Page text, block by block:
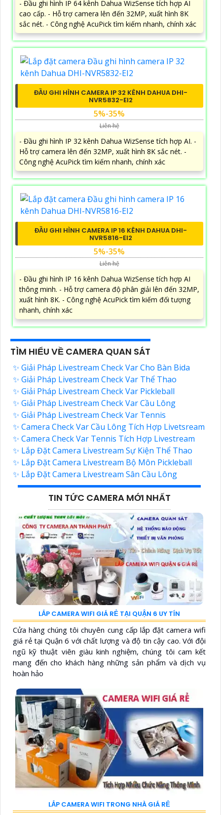
- Đầu ghi hình IP 64 kênh Dahua WizSense tích hợp AI
cao cấp. - Hỗ trợ camera lên đến 32MP, xuất hình 8K
sắc nét. - Công nghệ AcuPick tìm kiếm nhanh, chính xác
ĐẦU GHI HÌNH CAMERA IP 32 KÊNH DAHUA DHI-
NVR5832-EI2
5%-35%
Liên hệ
- Đầu ghi hình IP 32 kênh Dahua WizSense tích hợp AI. -
Hỗ trợ camera lên đến 32MP, xuất hình 8K sắc nét. -
Công nghệ AcuPick tìm kiếm nhanh, chính xác
ĐẦU GHI HÌNH CAMERA IP 16 KÊNH DAHUA DHI-
NVR5816-EI2
5%-35%
Liên hệ
- Đầu ghi hình IP 16 kênh Dahua WizSense tích hợp AI
thông minh. - Hỗ trợ camera độ phân giải lên đến 32MP,
xuất hình 8K. - Công nghệ AcuPick tìm kiếm đối tượng
nhanh, chính xác
TÌM HIỂU VỀ CAMERA QUAN SÁT
✨ Giải Pháp Livestream Check Var Cho Bàn Bida
✨ Giải Pháp Livestream Check Var Thể Thao
✨ Giải Pháp Livestream Check Var Pickleball
✨ Giải Pháp Livestream Check Var Cầu Lông
✨ Giải Pháp Livestream Check Var Tennis
✨ Camera Check Var Cầu Lông Tích Hợp Livetsream
✨ Camera Check Var Tennis Tích Hợp Livestream
✨ Lắp Đặt Camera Livestream Sự Kiện Thể Thao
✨ Lắp Đặt Camera Livestream Bộ Môn Pickleball
✨ Lắp Đặt Camera Livestream Sân Cầu Lông
TIN TỨC CAMERA MỚI NHẤT
LẮP CAMERA WIFI GIÁ RẺ TẠI QUẬN 6 UY TÍN
Cửa hàng chúng tôi chuyên cung cấp lắp đặt camera wifi
giá rẻ tại Quận 6 với chất lượng và độ tin cậy cao. Với đội
ngũ kỹ thuật viên giàu kinh nghiệm, chúng tôi cam kết
mang đến cho khách hàng những sản phẩm và dịch vụ
hoàn hảo
LẮP CAMERA WIFI TRONG NHÀ GIÁ RẺ